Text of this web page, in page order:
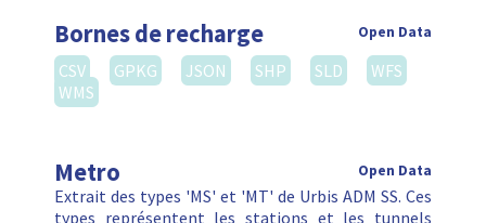
Bornes de recharge Open Data
CSV GPKG JSON SHP SLD
WFS
WMS
Metro Open Data
Extrait des types 'MS' et 'MT' de Urbis ADM SS. Ces
types représentent les stations et les tunnels